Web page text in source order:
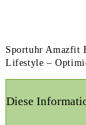
Sportuhr Amazfit
Lifestyle –
Diese